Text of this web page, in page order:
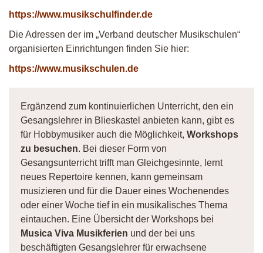
https://www.musikschulfinder.de
Die Adressen der im „Verband deutscher Musikschulen“
organisierten Einrichtungen finden Sie hier:
https://www.musikschulen.de
Ergänzend zum kontinuierlichen Unterricht, den ein
Gesangslehrer in Blieskastel anbieten kann, gibt es
für Hobbymusiker auch die Möglichkeit, Workshops
zu besuchen. Bei dieser Form von
Gesangsunterricht trifft man Gleichgesinnte, lernt
neues Repertoire kennen, kann gemeinsam
musizieren und für die Dauer eines Wochenendes
oder einer Woche tief in ein musikalisches Thema
eintauchen. Eine Übersicht der Workshops bei
Musica Viva Musikferien und der bei uns
beschäftigten Gesangslehrer für erwachsene